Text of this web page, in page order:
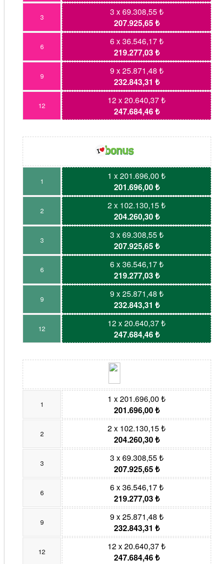
3
3 x 69.308,55 ₺
207.925,65 ₺
6
6 x 36.546,17 ₺
219.277,03 ₺
9
9 x 25.871,48 ₺
232.843,31 ₺
12
12 x 20.640,37 ₺
247.684,46 ₺
1
1 x 201.696,00 ₺
201.696,00 ₺
2
2 x 102.130,15 ₺
204.260,30 ₺
3
3 x 69.308,55 ₺
207.925,65 ₺
6
6 x 36.546,17 ₺
219.277,03 ₺
9
9 x 25.871,48 ₺
232.843,31 ₺
12
12 x 20.640,37 ₺
247.684,46 ₺
1
1 x 201.696,00 ₺
201.696,00 ₺
2
2 x 102.130,15 ₺
204.260,30 ₺
3
3 x 69.308,55 ₺
207.925,65 ₺
6
6 x 36.546,17 ₺
219.277,03 ₺
9
9 x 25.871,48 ₺
232.843,31 ₺
12
12 x 20.640,37 ₺
247.684,46 ₺